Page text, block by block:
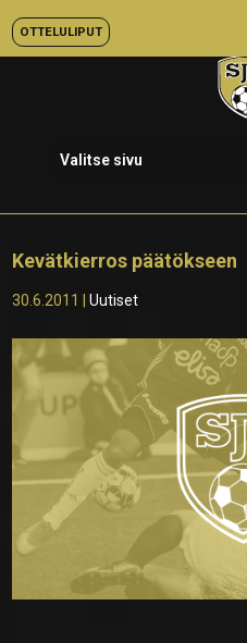
OTTELULIPUT
Valitse sivu
Kevätkierros päätökseen
30.6.2011 |Uutiset